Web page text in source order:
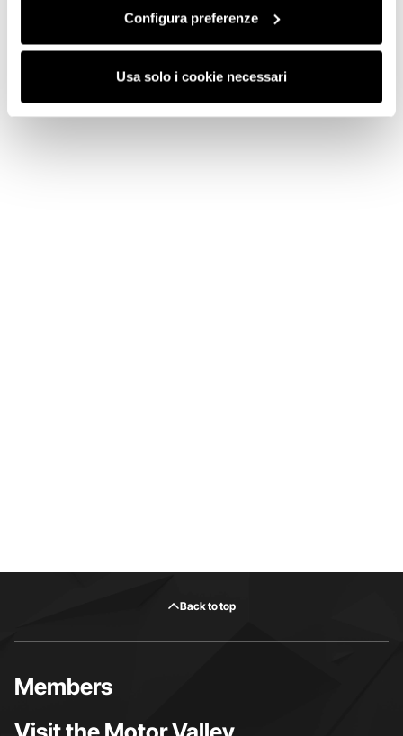
Configura preferenze
Usa solo i cookie necessari
Back to top
Members